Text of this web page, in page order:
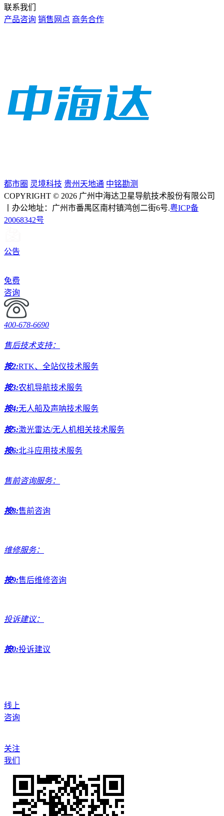
联系我们
产品咨询 销售网点 商务合作
都市圈 灵境科技 贵州天地通 中铭勘测
COPYRIGHT © 2026 广州中海达卫星导航技术股份有限公司
丨办公地址：广州市番禺区南村镇鸿创二街6号.粤ICP备
20068342号
公告
免费
咨询
400-678-6690
售后技术支持：
按2:RTK、全站仪技术服务
按3:农机导航技术服务
按4:无人船及声呐技术服务
按5:激光雷达/无人机相关技术服务
按6:北斗应用技术服务
售前咨询服务：
按8:售前咨询
维修服务：
按9:售后维修咨询
投诉建议：
按0:投诉建议
线上
咨询
关注
我们